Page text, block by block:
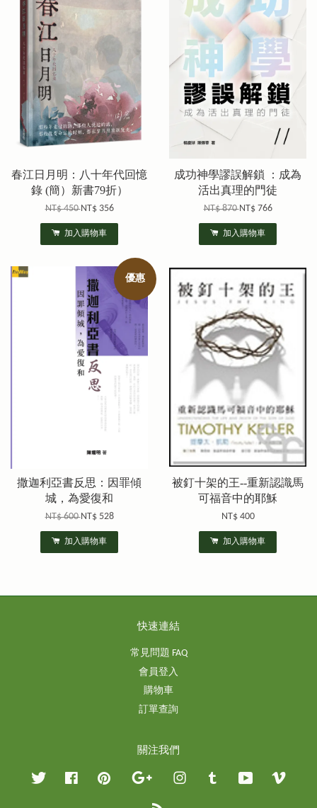
春江日月明：八十年代回憶
錄 (簡）新書79折）
NT$ 450NT$ 356
加入購物車
成功神學謬誤解鎖 ：成為
活出真理的門徒
NT$ 870NT$ 766
加入購物車
優惠
撒迦利亞書反思：因罪傾
城，為愛復和
NT$ 600NT$ 528
加入購物車
被釘十架的王--重新認識馬
可福音中的耶穌
NT$ 400
加入購物車
快速連結
常見問題 FAQ
會員登入
購物車
訂單查詢
關注我們
Twitter Facebook Pinterest Google InstagramTumblr YouTube